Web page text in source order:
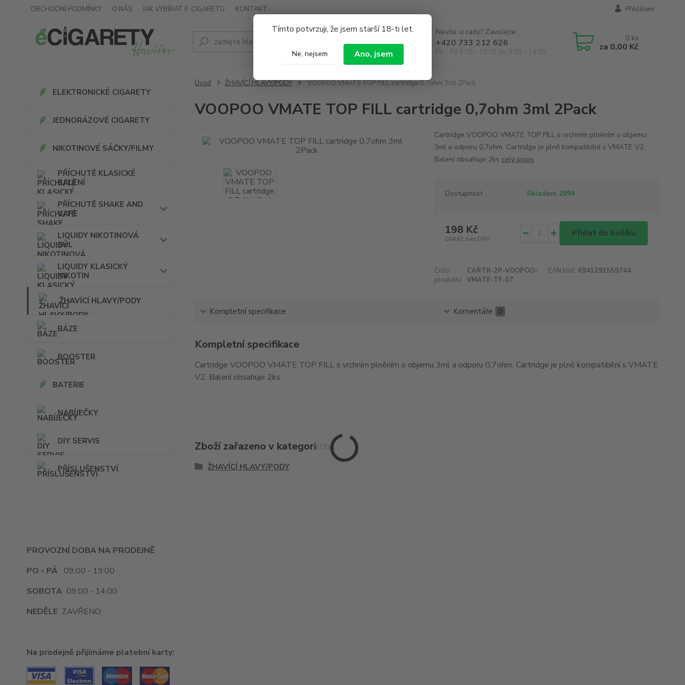
Tímto potvrzuji, že jsem starší 18-ti let.
Ne, nejsem Ano, jsem
OBCHODNÍ PODMÍNKY O NÁS JAK VYBÍRAT E-CIGARETU KONTAKT Přihlášení
Hledat
Nevíte si rady? Zavolejte.
+420 733 212 626
Po - Pá 9:00 - 19:00 So 9:00 - 14:00
0 ks
za 0,00 Kč
ELEKTRONICKÉ CIGARETY
JEDNORÁZOVÉ CIGARETY
NIKOTINOVÉ SÁČKY/FILMY
PŘÍCHUTĚ KLASICKÉ
BALENÍ
PŘÍCHUTĚ SHAKE AND
VAPE
LIQUIDY NIKOTINOVÁ
SŮL
LIQUIDY KLASICKÝ
NIKOTIN
ŽHAVÍCÍ HLAVY/PODY
BÁZE
BOOSTER
BATERIE
NABÍJEČKY
DIY SERVIS
PŘÍSLUŠENSTVÍ
PROVOZNÍ DOBA NA PRODEJNĚ
PO - PÁ 09:00 - 19:00
SOBOTA 09:00 - 14:00
NEDĚLE ZAVŘENO
Na prodejně přijímáme platební karty:
Úvod ŽHAVÍCÍ HLAVY/PODY VOOPOO VMATE TOP FILL cartridge 0,7ohm 3ml 2Pack
VOOPOO VMATE TOP FILL cartridge 0,7ohm 3ml 2Pack
Cartridge VOOPOO VMATE TOP FILL s vrchním plněním o objemu
3ml a odporu 0,7ohm. Cartridge je plně kompatibilní s VMATE V2.
Balení obsahuje 2ks celý popis
Dostupnost Skladem 2894
198 Kč
164 Kč bez DPH
Přidat do košíku
Číslo
produktu:
CARTR-2P-VOOPOO-
VMATE-TF-07
EAN kód: 6941291559744
Kompletní specifikace Komentáře 0
Kompletní specifikace
Cartridge VOOPOO VMATE TOP FILL s vrchním plněním o objemu 3ml a odporu 0,7ohm. Cartridge je plně kompatibilní s VMATE
V2. Balení obsahuje 2ks
Zboží zařazeno v kategoriích
ŽHAVÍCÍ HLAVY/PODY